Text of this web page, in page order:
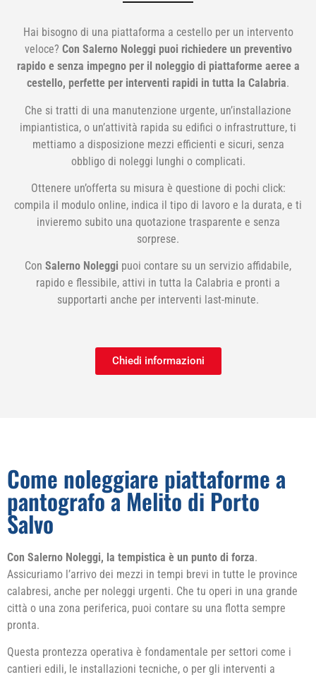
Hai bisogno di una piattaforma a cestello per un intervento
veloce? Con Salerno Noleggi puoi richiedere un preventivo
rapido e senza impegno per il noleggio di piattaforme aeree a
cestello, perfette per interventi rapidi in tutta la Calabria.
Che si tratti di una manutenzione urgente, un’installazione
impiantistica, o un’attività rapida su edifici o infrastrutture, ti
mettiamo a disposizione mezzi efficienti e sicuri, senza
obbligo di noleggi lunghi o complicati.
Ottenere un’offerta su misura è questione di pochi click:
compila il modulo online, indica il tipo di lavoro e la durata, e ti
invieremo subito una quotazione trasparente e senza
sorprese.
Con Salerno Noleggi puoi contare su un servizio affidabile,
rapido e flessibile, attivi in tutta la Calabria e pronti a
supportarti anche per interventi last-minute.
Chiedi informazioni
Come noleggiare piattaforme a
pantografo a Melito di Porto
Salvo
Con Salerno Noleggi, la tempistica è un punto di forza.
Assicuriamo l’arrivo dei mezzi in tempi brevi in tutte le province
calabresi, anche per noleggi urgenti. Che tu operi in una grande
città o una zona periferica, puoi contare su una flotta sempre
pronta.
Questa prontezza operativa è fondamentale per settori come i
cantieri edili, le installazioni tecniche, o per gli interventi a